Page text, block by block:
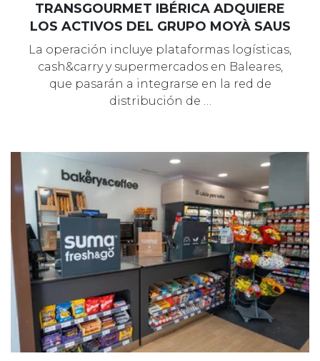
TRANSGOURMET IBÉRICA ADQUIERE
LOS ACTIVOS DEL GRUPO MOYÀ SAUS
La operación incluye plataformas logísticas,
cash&carry y supermercados en Baleares,
que pasarán a integrarse en la red de
distribución de …